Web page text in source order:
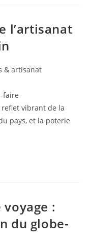
l’artisanat
& artisanat
faire
vibrant de la
pays, et la poterie
:
du globe-